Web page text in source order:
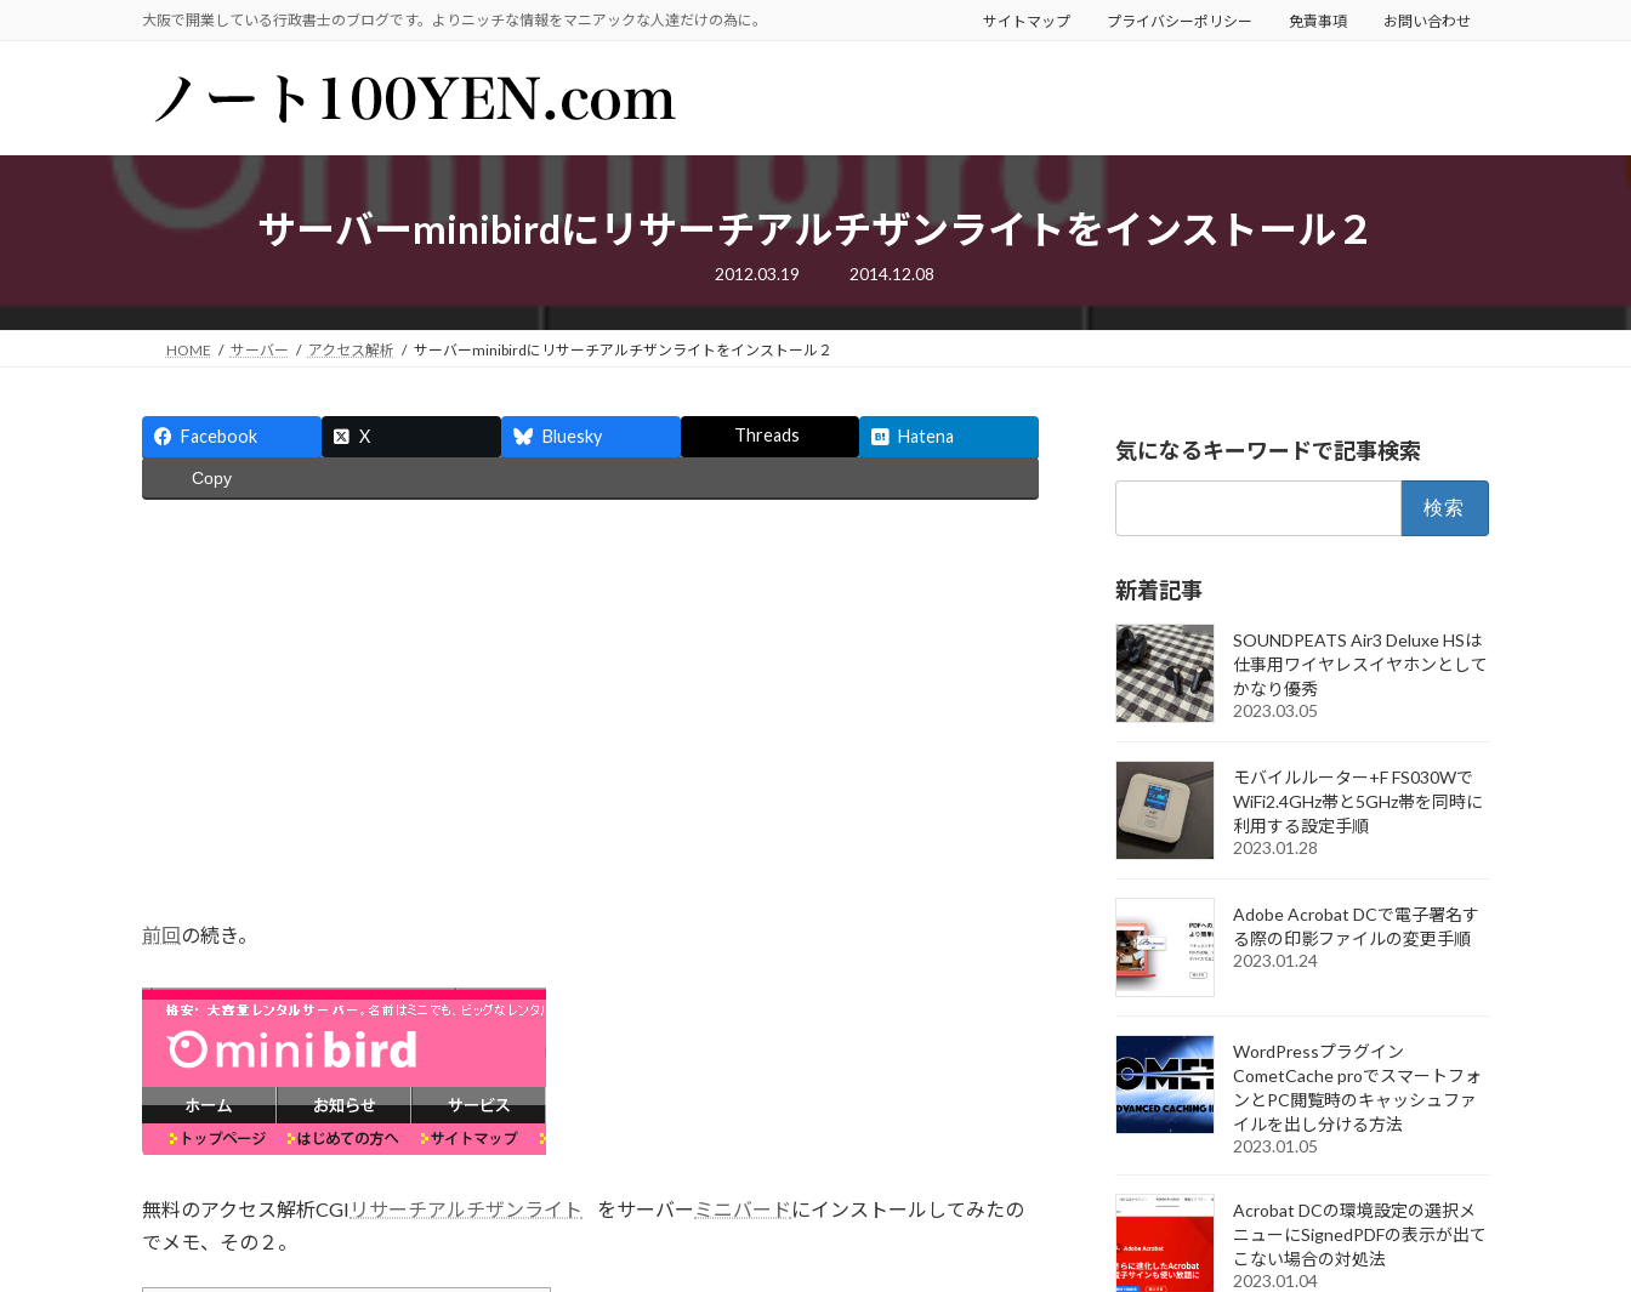
へ
ョ
大阪で開業している行政書士のブログです。よりニッチな情報をマニアックな人達だけの為に。 サイトマップ プライバシーポリシー 免責事項 お問い合わせ
サーバーminibirdにリサーチアルチザンライトをインストール２
2012.03.19
最
更
2014.12.08
HOME サーバー アクセス解析 サーバーminibirdにリサーチアルチザンライトをインストール２
Facebook X Bluesky Threads Hatena
Copy
前回の続き。
無料のアクセス解析CGI リサーチアルチザンライト をサーバー ミニバード にインストールしてみたの
でメモ、その２。
気になるキーワードで記事検索
新着記事
SOUNDPEATS Air3 Deluxe HSは
仕事用ワイヤレスイヤホンとして
かなり優秀
2023.03.05
モバイルルーター+F FS030Wで
WiFi2.4GHz帯と5GHz帯を同時に
利用する設定手順
2023.01.28
Adobe Acrobat DCで電子署名す
る際の印影ファイルの変更手順
2023.01.24
WordPressプラグイン
CometCache proでスマートフォ
ンとPC閲覧時のキャッシュファ
イルを出し分ける方法
2023.01.05
Acrobat DCの環境設定の選択メ
ニューにSignedPDFの表示が出て
こない場合の対処法
2023.01.04